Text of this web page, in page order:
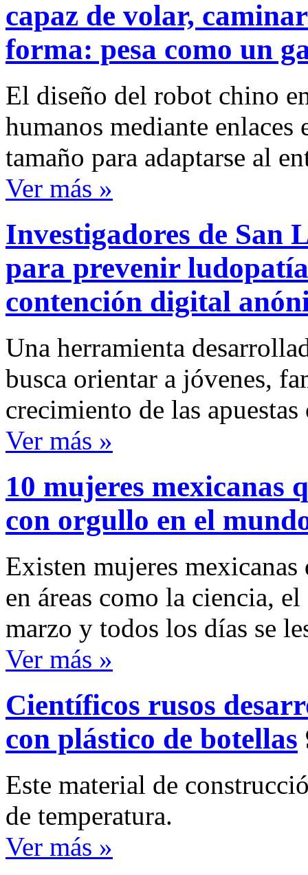
capaz de volar,
forma: pesa como un
El diseño del robot chino
humanos mediante
tamaño para adaptarse al
Ver más »
Investigadores de San
para prevenir
contención digital
Una herramienta
busca orientar a jóvenes,
crecimiento de las
Ver más »
10 mujeres mexicanas
con orgullo en el
Existen mujeres mexicanas
en áreas como la ciencia,
marzo y todos los días se
Ver más »
Científicos rusos
con plástico de botellas
Este material de
de temperatura.
Ver más »